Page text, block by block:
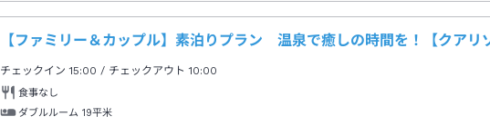
【ファミリー＆カップル】素泊りプラン 温泉で癒しの時間を！【クアリ
チェックイン15:00 / チェックアウト 10:00
食事なし
ダブルルーム 19平米